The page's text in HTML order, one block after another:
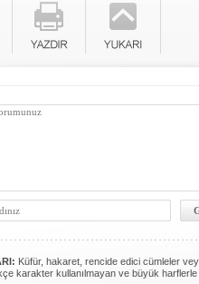
Küfür, hakaret, rencide edici cümleler
karakter kullanılmayan ve büyük harflerle